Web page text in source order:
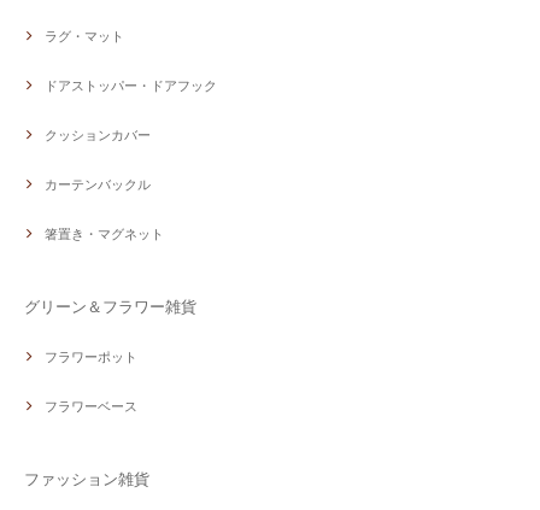
ラグ・マット
ドアストッパー・ドアフック
クッションカバー
カーテンバックル
箸置き・マグネット
グリーン＆フラワー雑貨
フラワーポット
フラワーベース
ファッション雑貨